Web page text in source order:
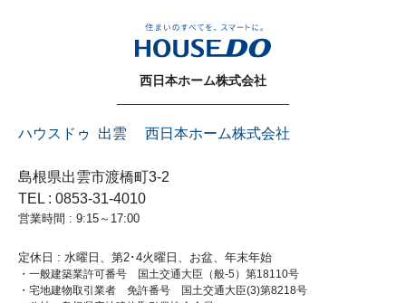
西日本ホーム株式会社
ハウスドゥ 出雲 西日本ホーム株式会社
島根県出雲市渡橋町3-2
TEL : 0853-31-4010
営業時間 : 9:15～17:00
定休日 : 水曜日、第2･4火曜日、お盆、年末年始
・一般建築業許可番号 国土交通大臣（般-5）第18110号
・宅地建物取引業者 免許番号 国土交通大臣(3)第8218号